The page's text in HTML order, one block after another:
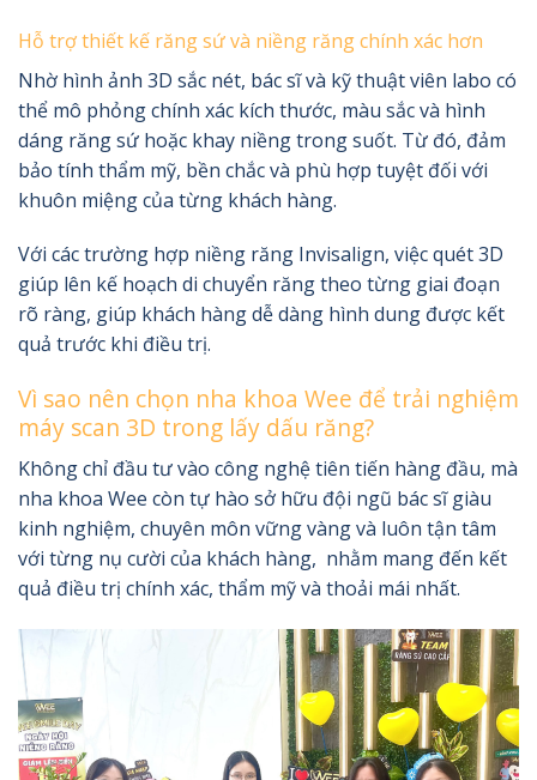
Hỗ trợ thiết kế răng sứ và niềng răng chính xác hơn
Nhờ hình ảnh 3D sắc nét, bác sĩ và kỹ thuật viên labo có
thể mô phỏng chính xác kích thước, màu sắc và hình
dáng răng sứ hoặc khay niềng trong suốt. Từ đó, đảm
bảo tính thẩm mỹ, bền chắc và phù hợp tuyệt đối với
khuôn miệng của từng khách hàng.
Với các trường hợp niềng răng Invisalign, việc quét 3D
giúp lên kế hoạch di chuyển răng theo từng giai đoạn
rõ ràng, giúp khách hàng dễ dàng hình dung được kết
quả trước khi điều trị.
Vì sao nên chọn nha khoa Wee để trải nghiệm
máy scan 3D trong lấy dấu răng?
Không chỉ đầu tư vào công nghệ tiên tiến hàng đầu, mà
nha khoa Wee còn tự hào sở hữu đội ngũ bác sĩ giàu
kinh nghiệm, chuyên môn vững vàng và luôn tận tâm
với từng nụ cười của khách hàng, nhằm mang đến kết
quả điều trị chính xác, thẩm mỹ và thoải mái nhất.